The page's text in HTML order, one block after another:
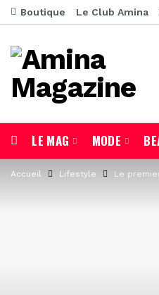
Boutique Le Club Amina
LE MAG MODE
Accueil Lifestyle Le